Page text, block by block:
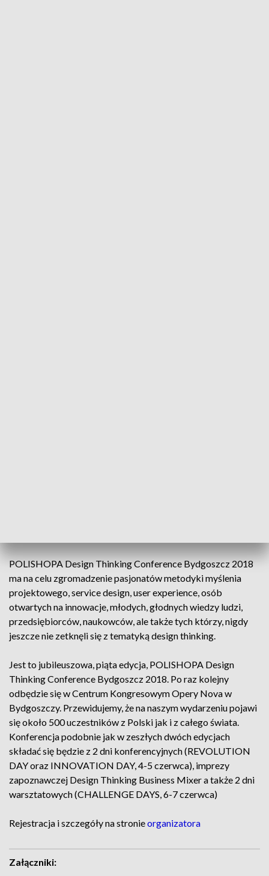
POLISHOPA Design Thinking Conference Bydgoszcz 2018
ma na celu zgromadzenie pasjonatów metodyki myślenia
projektowego, service design, user experience, osób
otwartych na innowacje, młodych, głodnych wiedzy ludzi,
przedsiębiorców, naukowców, ale także tych którzy, nigdy
jeszcze nie zetknęli się z tematyką design thinking.
Jest to jubileuszowa, piąta edycja, POLISHOPA Design
Thinking Conference Bydgoszcz 2018. Po raz kolejny
odbędzie się w Centrum Kongresowym Opery Nova w
Bydgoszczy. Przewidujemy, że na naszym wydarzeniu pojawi
się około 500 uczestników z Polski jak i z całego świata.
Konferencja podobnie jak w zeszłych dwóch edycjach
składać się będzie z 2 dni konferencyjnych (REVOLUTION
DAY oraz INNOVATION DAY, 4-5 czerwca), imprezy
zapoznawczej Design Thinking Business Mixer a także 2 dni
warsztatowych (CHALLENGE DAYS, 6-7 czerwca)
Rejestracja i szczegóły na stronieorganizatora
Załączniki: